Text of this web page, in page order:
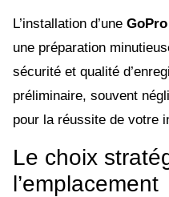
L’installation d’une
une préparation
sécurité et qualité
préliminaire, souvent
pour la réussite de votre
Le choix
l’emplacement